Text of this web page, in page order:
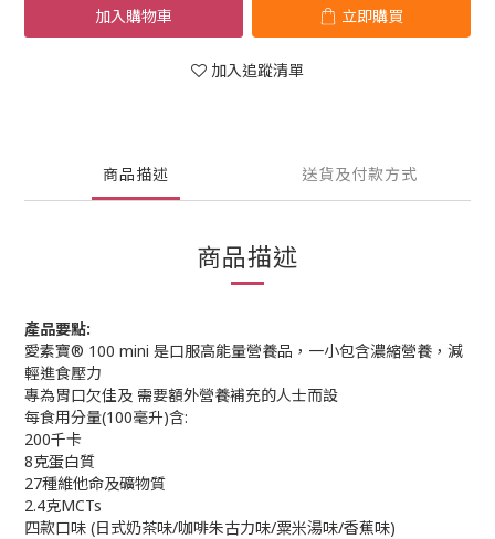
加入購物車 立即購買
加入追蹤清單
商品描述 送貨及付款方式
商品描述
產品要點:
愛素寶® 100 mini 是口服高能量營養品，一小包含濃縮營養，減
輕進食壓力
專為胃口欠佳及 需要額外營養補充的人士而設
每食用分量(100毫升)含:
200千卡
8克蛋白質
27種維他命及礦物質
2.4克MCTs
四款口味 (日式奶茶味/咖啡朱古力味/粟米湯味/香蕉味)